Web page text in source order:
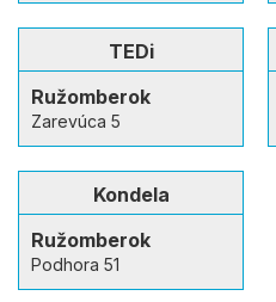
TEDi
Ružomberok
Zarevúca 5
Kondela
Ružomberok
Podhora 51